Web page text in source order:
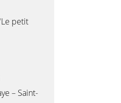
petit
– Saint-